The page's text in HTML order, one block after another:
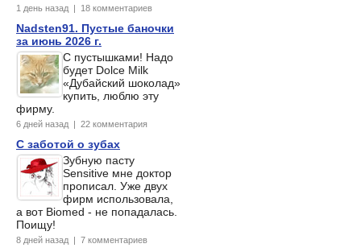
1 день назад | 18 комментариев
Nadsten91. Пустые баночки
за июнь 2026 г.
С пустышками! Надо
будет Dolce Milk
«Дубайский шоколад»
купить, люблю эту
фирму.
6 дней назад | 22 комментария
С заботой о зубах
Зубную пасту
Sensitive мне доктор
прописал. Уже двух
фирм использовала,
а вот Biomed - не попадалась.
Поищу!
8 дней назад | 7 комментариев